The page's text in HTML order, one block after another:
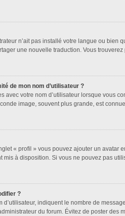
n’ait pas installé votre langue ou
une nouvelle traduction. Vous
de mon nom d’utilisateur ?
avec votre nom d’utilisateur lorsque vous
image, souvent plus grande, est
« profil » vous pouvez ajouter un
à disposition. Si vous ne pouvez pas
?
d’utilisateur, indiquent le nombre de
du forum. Évitez de poster